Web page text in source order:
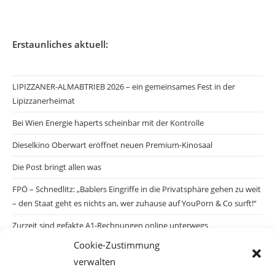
Cookie-Zustimmung
verwalten
Erstaunliches aktuell:
LIPIZZANER-ALMABTRIEB 2026 – ein gemeinsames Fest in der
Lipizzanerheimat
Bei Wien Energie haperts scheinbar mit der Kontrolle
Dieselkino Oberwart eröffnet neuen Premium-Kinosaal
Die Post bringt allen was
FPÖ – Schnedlitz: „Bablers Eingriffe in die Privatsphäre gehen zu weit
– den Staat geht es nichts an, wer zuhause auf YouPorn & Co surft!“
Zurzeit sind gefakte A1-Rechnungen online unterwegs
Salzburgs Juden und ihre Sicherheit: „Erst nach einem Anschlag wäre
die Gefahr endlich konkret!“